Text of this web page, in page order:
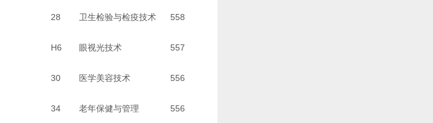
28 卫生检验与检疫技术 558
H6 眼视光技术 557
30 医学美容技术 556
34 老年保健与管理 556